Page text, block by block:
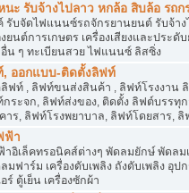
นะ รับจ้างไปลาว หกล้อ สิบล้อ รถ
รับจัดไฟแนนซ์รถจักรยานยนต์ รับจ้า
งยนต์การเกษตร เครื่องเสียงและประ
น ๆ ทะเบียนสวย ไฟแนนซ์ ลิสซิ่ง
, ออกแบบ-ติดตั้งลิฟท์
ลิฟท์ , ลิฟท์ขนส่งสินค้า , ลิฟท์โรงงาน
กระจก, ลิฟท์ส่งของ, ติดตั้ง ลิฟต์บรรทุ
าร, ลิฟท์โรงพยาบาล, ลิฟท์โดยสาร,
ฟ้า
ฟ้าอิเล็คทรอนิคส์ต่างๆ พัดลมยักษ์ พัด
มฟาร์ม เครื่องดับเพลิง ถังดับเพลิง อุ
ร์ ตู้เย็น เครื่องซักผ้า